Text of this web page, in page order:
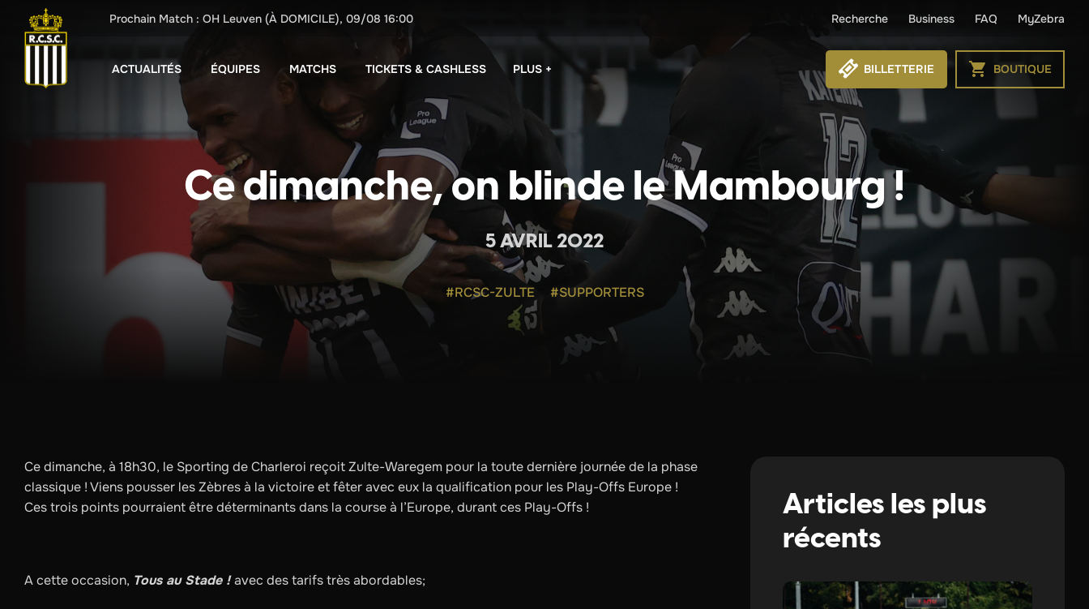
Prochain Match : OH Leuven (À DOMICILE), 09/08 16:00 Recherche Business FAQ MyZebra
ACTUALITÉS ÉQUIPES MATCHS TICKETS & CASHLESS PLUS + BILLETTERIE BOUTIQUE
Ce dimanche, on blinde le Mambourg !
5 AVRIL 2022
#RCSC-ZULTE #SUPPORTERS
Ce dimanche, à 18h30, le Sporting de Charleroi reçoit Zulte-Waregem pour la toute dernière journée de la phase
classique ! Viens pousser les Zèbres à la victoire et fêter avec eux la qualification pour les Play-Offs Europe !
Ces trois points pourraient être déterminants dans la course à l’Europe, durant ces Play-Offs !
A cette occasion, Tous au Stade ! avec des tarifs très abordables;
Articles les plus
récents